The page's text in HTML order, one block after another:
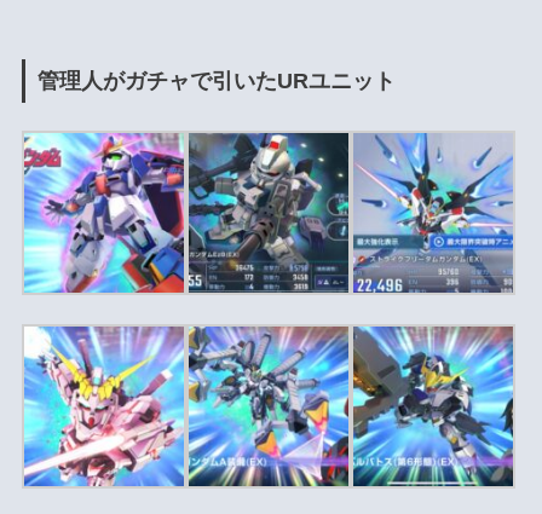
管理人がガチャで引いたURユニット